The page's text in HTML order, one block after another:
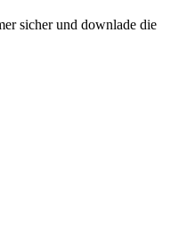
sicher und downlade die